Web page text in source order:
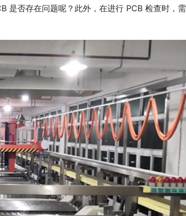
是否存在问题呢？此外，在进行 PCB 检查时，需